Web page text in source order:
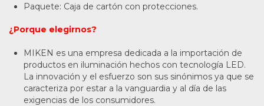
Paquete: Caja de cartón con protecciones.
¿Porque elegirnos?
MIKEN es una empresa dedicada a la importación de
productos en iluminación hechos con tecnología LED.
La innovación y el esfuerzo son sus sinónimos ya que se
caracteriza por estar a la vanguardia y al día de las
exigencias de los consumidores.